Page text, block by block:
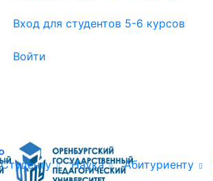
Вход для студентов 5-6 курсов
Войти
Студенту Наука Абитуриенту